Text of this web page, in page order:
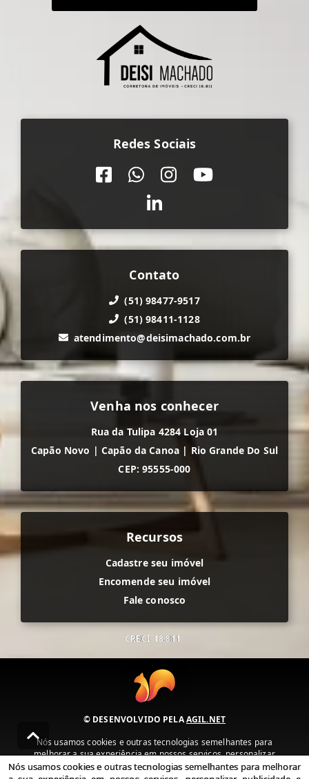
Redes Sociais
Contato
(51) 98477-9517
(51) 98411-1128
atendimento@deisimachado.com.br
Venha nos conhecer
Rua da Tulipa 4284 Loja 01
Capão Novo | Capão da Canoa | Rio Grande Do Sul
CEP: 95555-000
Recursos
Cadastre seu imóvel
Encomende seu imóvel
Fale conosco
CRECI 18.811
© DESENVOLVIDO PELAAGIL.NET
Nós usamos cookies e outras tecnologias semelhantes para
melhorar a sua experiência em nossos serviços, personalizar
publicidade e recomendar conteúdo de seu interesse. Ao utilizar
Nós usamos cookies e outras tecnologias semelhantes para melhorar